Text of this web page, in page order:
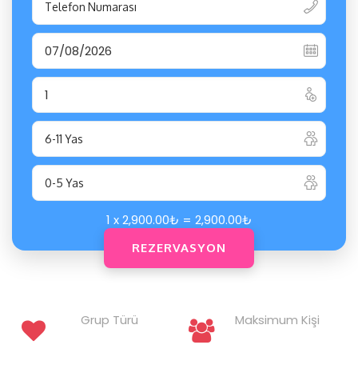
1 x2,900.00₺ = 2,900.00₺
Grup Türü Maksimum Kişi